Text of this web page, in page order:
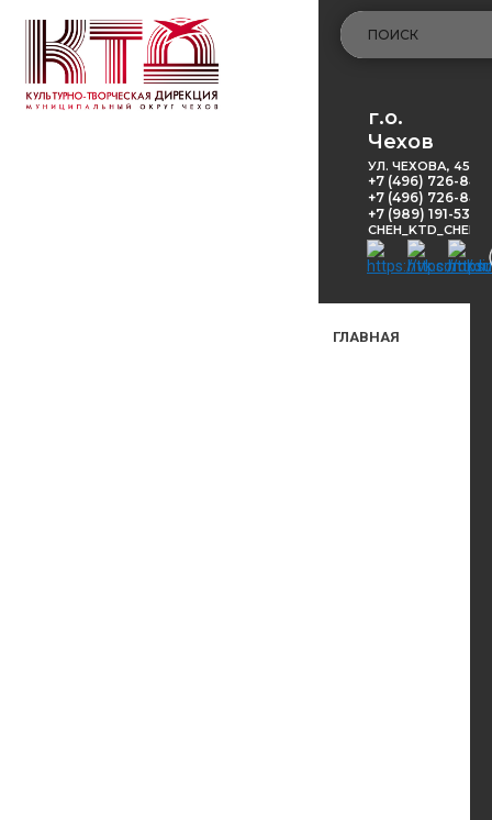
г.о.
Чехов
УЛ. ЧЕХОВА, 45
+7 (496) 726-
+7 (496) 726-
+7 (989) 191-53-
ГЛАВНАЯ